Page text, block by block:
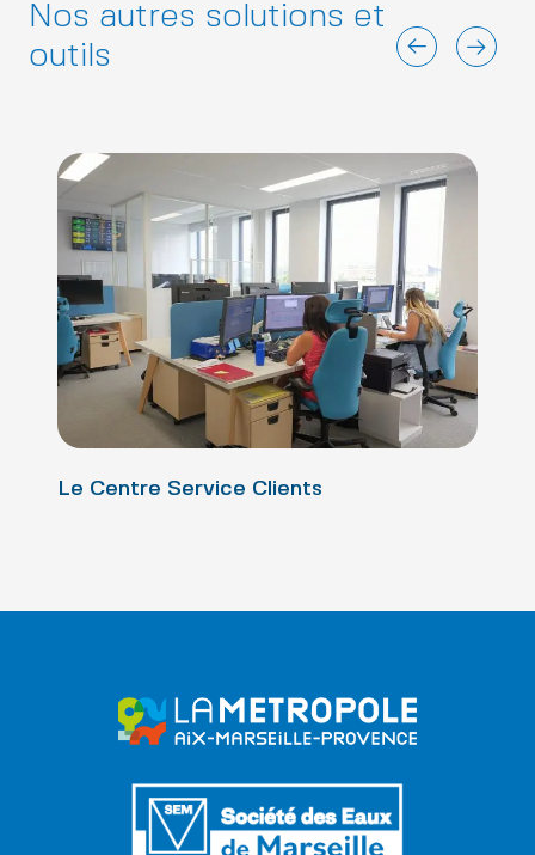
Nos autres solutions et
outils
Le Centre Service Clients